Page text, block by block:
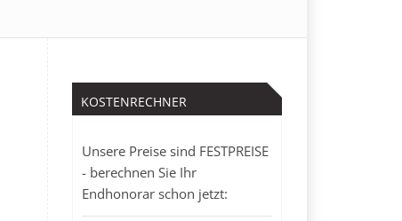
KOSTENRECHNER
Unsere Preise sind FESTPREISE
- berechnen Sie Ihr
Endhonorar schon jetzt: